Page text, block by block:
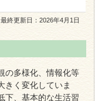
最終更新日：2026年4月1日
の多様化、情報化等
きく変化していま
下、基本的な生活習